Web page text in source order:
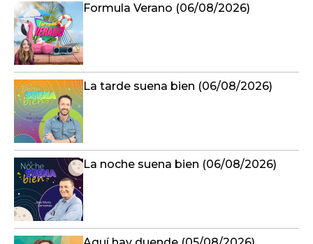
Formula Verano (06/08/2026)
La tarde suena bien (06/08/2026)
La noche suena bien (06/08/2026)